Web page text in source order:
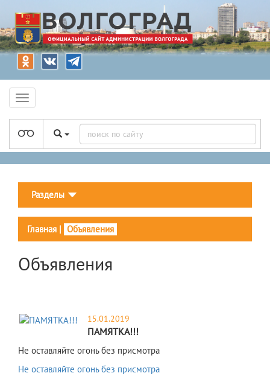
Разделы
Главная | Объявления
Объявления
15.01.2019
ПАМЯТКА!!!
Не оставляйте огонь без присмотра
Не оставляйте огонь без присмотра